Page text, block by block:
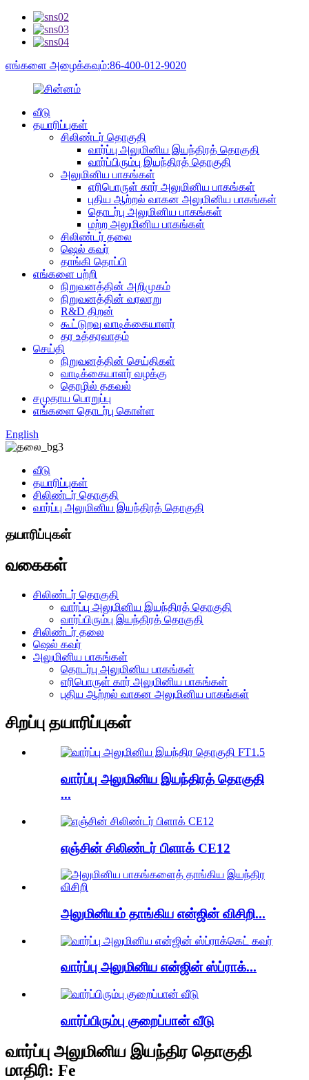
எங்களை அழைக்கவும்:86-400-012-9020
வீடு
தயாரிப்புகள்
சிலிண்டர் தொகுதி
வார்ப்பு அலுமினிய இயந்திரத் தொகுதி
வார்ப்பிரும்பு இயந்திரத் தொகுதி
அலுமினிய பாகங்கள்
எரிபொருள் கார் அலுமினிய பாகங்கள்
புதிய ஆற்றல் வாகன அலுமினிய பாகங்கள்
தொடர்பு அலுமினிய பாகங்கள்
மற்ற அலுமினிய பாகங்கள்
சிலிண்டர் தலை
ஷெல் கவர்
தாங்கி தொப்பி
எங்களை பற்றி
நிறுவனத்தின் அறிமுகம்
நிறுவனத்தின் வரலாறு
R&D திறன்
கூட்டுறவு வாடிக்கையாளர்
தர உத்தரவாதம்
செய்தி
நிறுவனத்தின் செய்திகள்
வாடிக்கையாளர் வழக்கு
தொழில் தகவல்
சமுதாய பொறுப்பு
எங்களை தொடர்பு கொள்ள
English
வீடு
தயாரிப்புகள்
சிலிண்டர் தொகுதி
வார்ப்பு அலுமினிய இயந்திரத் தொகுதி
தயாரிப்புகள்
வகைகள்
சிலிண்டர் தொகுதி
வார்ப்பு அலுமினிய இயந்திரத் தொகுதி
வார்ப்பிரும்பு இயந்திரத் தொகுதி
சிலிண்டர் தலை
ஷெல் கவர்
அலுமினிய பாகங்கள்
தொடர்பு அலுமினிய பாகங்கள்
எரிபொருள் கார் அலுமினிய பாகங்கள்
புதிய ஆற்றல் வாகன அலுமினிய பாகங்கள்
சிறப்பு தயாரிப்புகள்
வார்ப்பு அலுமினிய இயந்திரத் தொகுதி
...
எஞ்சின் சிலிண்டர் பிளாக் CE12
அலுமினியம் தாங்கிய என்ஜின் விசிறி...
வார்ப்பு அலுமினிய என்ஜின் ஸ்ப்ராக்...
வார்ப்பிரும்பு குறைப்பான் வீடு
வார்ப்பு அலுமினிய இயந்திர தொகுதி
மாதிரி: Fe